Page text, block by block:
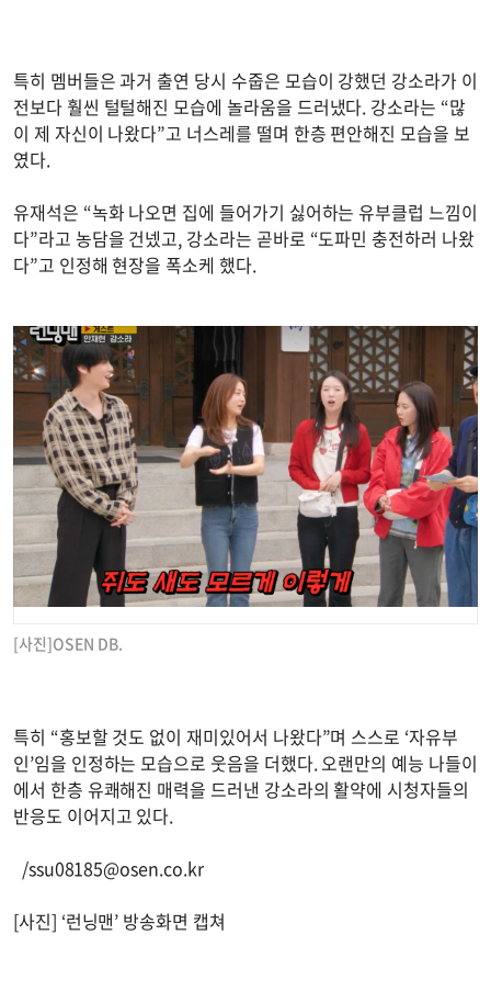
특히 멤버들은 과거 출연 당시 수줍은 모습이 강했던 강소라가 이
전보다 훨씬 털털해진 모습에 놀라움을 드러냈다. 강소라는 “많
이 제 자신이 나왔다”고 너스레를 떨며 한층 편안해진 모습을 보
였다.
유재석은 “녹화 나오면 집에 들어가기 싫어하는 유부클럽 느낌이
다”라고 농담을 건넸고, 강소라는 곧바로 “도파민 충전하러 나왔
다”고 인정해 현장을 폭소케 했다.
[사진]OSEN DB.
특히 “홍보할 것도 없이 재미있어서 나왔다”며 스스로 ‘자유부
인’임을 인정하는 모습으로 웃음을 더했다. 오랜만의 예능 나들이
에서 한층 유쾌해진 매력을 드러낸 강소라의 활약에 시청자들의
반응도 이어지고 있다.
/ssu08185@osen.co.kr
[사진] ‘런닝맨’ 방송화면 캡쳐